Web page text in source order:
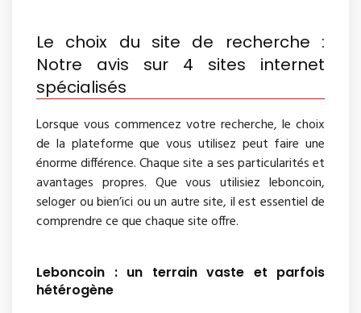
Le choix du site de recherche :
Notre avis sur 4 sites internet
spécialisés
Lorsque vous commencez votre recherche, le choix
de la plateforme que vous utilisez peut faire une
énorme différence. Chaque site a ses particularités et
avantages propres. Que vous utilisiez leboncoin,
seloger ou bien’ici ou un autre site, il est essentiel de
comprendre ce que chaque site offre.
Leboncoin : un terrain vaste et parfois
hétérogène